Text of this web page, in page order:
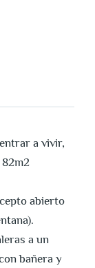
a vivir,
abierto
a un
bañera y